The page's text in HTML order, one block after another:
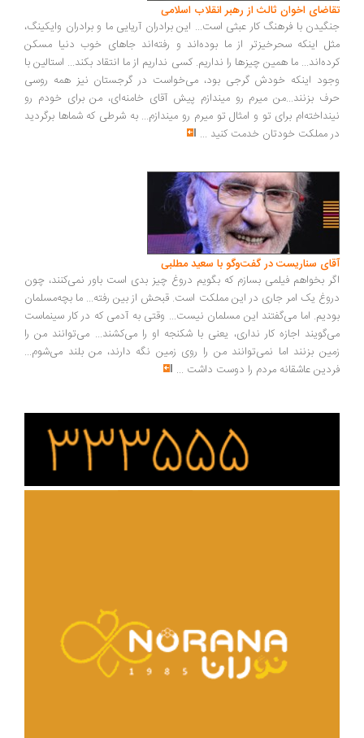
تقاضای اخوان ثالث از رهبر انقلاب اسلامی
جنگیدن با فرهنگ کار عبثی است... این برادران آریایی ما و برادران وایکینگ،
مثل اینکه سحرخیزتر از ما بوده‌اند و رفته‌اند جاهای خوب دنیا مسکن
کرده‌اند... ما همین چیزها را نداریم. کسی نداریم از ما انتقاد بکند... استالین با
وجود اینکه خودش گرجی بود، می‌خواست در گرجستان نیز همه روسی
حرف بزنند...من میرم رو میندازم پیش آقای خامنه‌ای، من برای خودم رو
نینداخته‌ام برای تو و امثال تو میرم رو میندازم... به شرطی که شماها برگردید
در مملکت خودتان خدمت کنید ...
آقای سناریست در گفت‌وگو با سعید مطلبی
اگر بخواهم فیلمی بسازم که بگویم دروغ چیز بدی است باور نمی‌کنند، چون
دروغ یک امر جاری در این مملکت است. قبحش از بین رفته... ما بچه‌مسلمان
بودیم. اما می‌گفتند این مسلمان نیست... وقتی به آدمی که در کار سینماست
می‌گویند اجازه کار نداری، یعنی با شکنجه او را می‌کشند... می‌توانند من را
زمین بزنند اما نمی‌توانند من را روی زمین نگه دارند، من بلند می‌شوم...
فردین عاشقانه مردم را دوست داشت ...